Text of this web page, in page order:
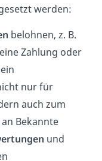
werden:
belohnen, z. B.
Zahlung oder
nur für
auch zum
Bekannte
und